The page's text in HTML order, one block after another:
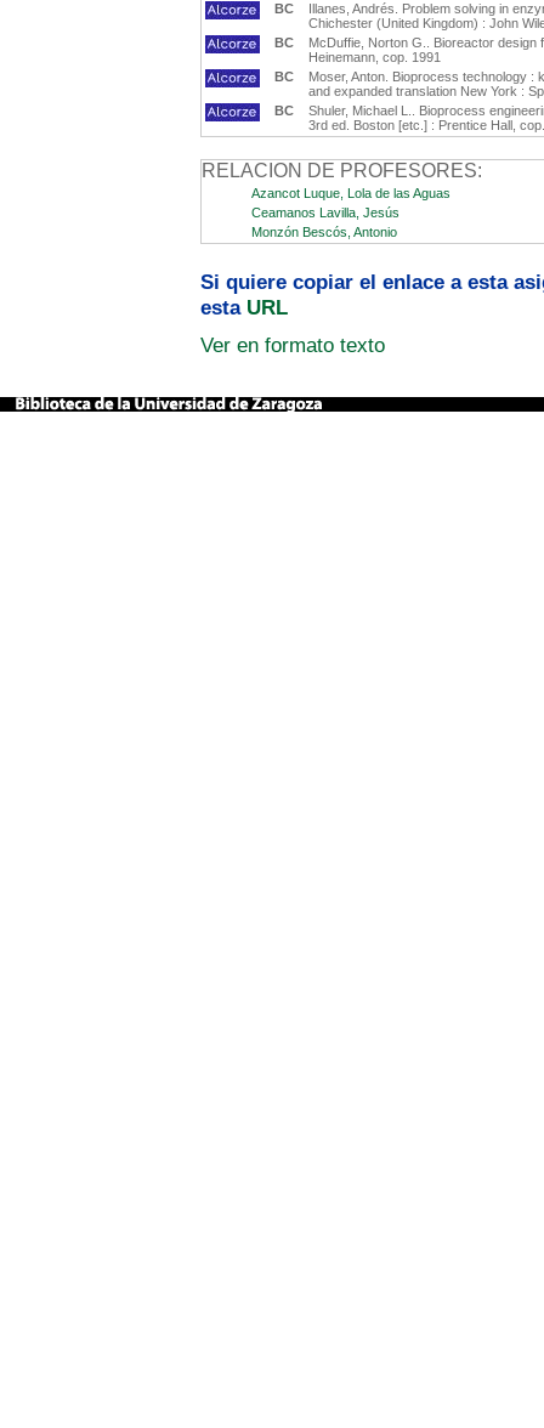
BC
Illanes, Andrés. Problem solving in
Chichester (United Kingdom) : John
BC
McDuffie, Norton G.. Bioreactor
Heinemann, cop. 1991
BC
Moser, Anton. Bioprocess technology :
and expanded translation New York :
BC
Shuler, Michael L.. Bioprocess
3rd ed. Boston [etc.] : Prentice Hall,
RELACION DE PROFESORES:
Azancot Luque, Lola de las Aguas
Ceamanos Lavilla, Jesús
Monzón Bescós, Antonio
Si quiere copiar el enlace a esta
esta URL
Ver en formato texto